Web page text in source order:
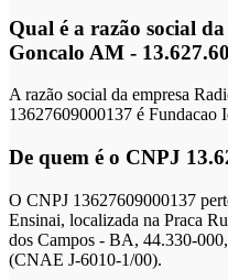
Qual é a razão social
Goncalo AM -
A razão social da empresa
13627609000137 é Fundacao
De quem é o CNPJ
O CNPJ 13627609000137
Ensinai, localizada na Praca
dos Campos - BA, 44.330-
(CNAE J-6010-1/00).